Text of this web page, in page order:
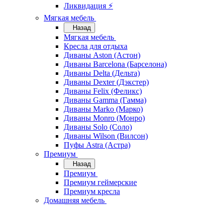
Ликвидация ⚡
Мягкая мебель
Назад
Мягкая мебель
Кресла для отдыха
Диваны Aston (Астон)
Диваны Barcelona (Барселона)
Диваны Delta (Дельта)
Диваны Dexter (Дэкстер)
Диваны Felix (Феликс)
Диваны Gamma (Гамма)
Диваны Marko (Марко)
Диваны Monro (Монро)
Диваны Solo (Соло)
Диваны Wilson (Вилсон)
Пуфы Astra (Астра)
Премиум
Назад
Премиум
Премиум геймерские
Премиум кресла
Домашняя мебель